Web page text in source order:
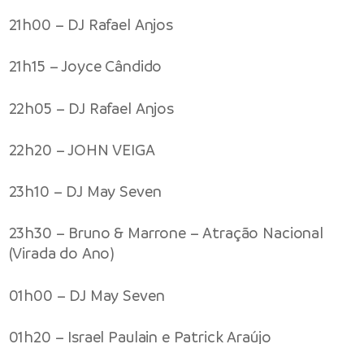
21h00 – DJ Rafael Anjos
21h15 – Joyce Cândido
22h05 – DJ Rafael Anjos
22h20 – JOHN VEIGA
23h10 – DJ May Seven
23h30 – Bruno & Marrone – Atração Nacional
(Virada do Ano)
01h00 – DJ May Seven
01h20 – Israel Paulain e Patrick Araújo